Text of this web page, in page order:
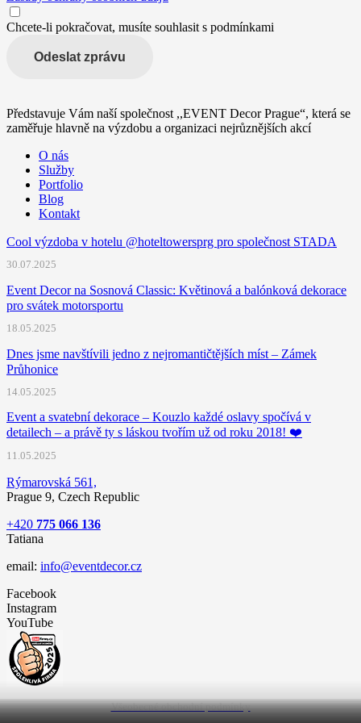
Chcete-li pokračovat, musíte souhlasit s podmínkami
Odeslat zprávu
Představuje Vám naší společnost ,,EVENT Decor Prague“, která se
zaměřuje hlavně na výzdobu a organizaci nejrůznějších akcí
O nás
Služby
Portfolio
Blog
Kontakt
Cool výzdoba v hotelu @hoteltowersprg pro společnost STADA
30.07.2025
Event Decor na Sosnová Classic: Květinová a balónková dekorace
pro svátek motorsportu
18.05.2025
Dnes jsme navštívili jedno z nejromantičtějších míst – Zámek
Průhonice
14.05.2025
Event a svatební dekorace – Kouzlo každé oslavy spočívá v
detailech – a právě ty s láskou tvořím už od roku 2018! ❤️
11.05.2025
Rýmarovská 561,
Prague 9, Czech Republic
+420 775 066 136
Tatiana
email: info@eventdecor.cz
Facebook
Instagram
YouTube
Všeobecné obchodní podmínky